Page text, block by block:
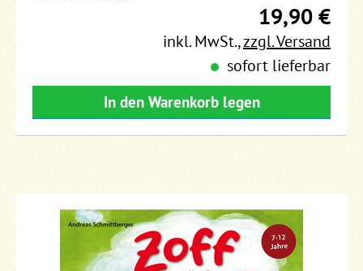
19,90 €
inkl. MwSt.,zzgl. Versand
sofort lieferbar
In den Warenkorb legen